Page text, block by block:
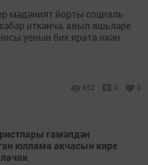
мәдәният йорты социаль
иткәнчә, авыл яшьләре
уенын бик ярата икән.
852 0 0
гамәлдән
юллама акчасын кире